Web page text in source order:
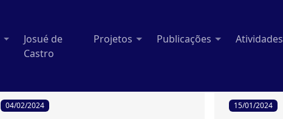
Josué de
Castro
Projetos Publicações Atividades
04/02/2024 15/01/2024